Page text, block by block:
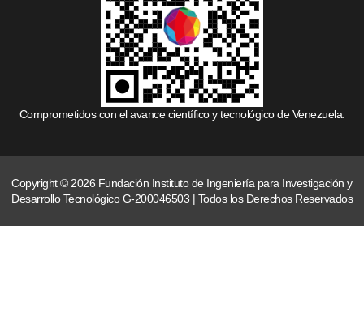
Comprometidos con el avance científico y tecnológico de Venezuela.
Copyright © 2026 Fundación Instituto de Ingeniería para Investigación y
Desarrollo Tecnológico G-200046503 | Todos los Derechos Reservados